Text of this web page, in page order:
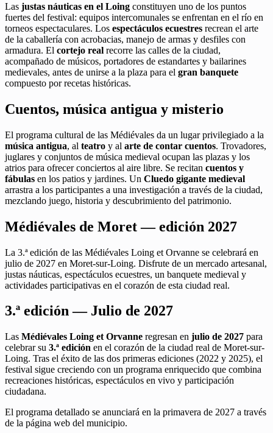
Las justas náuticas en el Loing constituyen uno de los puntos
fuertes del festival: equipos intercomunales se enfrentan en el río en
torneos espectaculares. Los espectáculos ecuestres recrean el arte
de la caballería con acrobacias, manejo de armas y desfiles con
armadura. El cortejo real recorre las calles de la ciudad,
acompañado de músicos, portadores de estandartes y bailarines
medievales, antes de unirse a la plaza para el gran banquete
compuesto por recetas históricas.
Cuentos, música antigua y misterio
El programa cultural de las Médiévales da un lugar privilegiado a la
música antigua, al teatro y al arte de contar cuentos. Trovadores,
juglares y conjuntos de música medieval ocupan las plazas y los
atrios para ofrecer conciertos al aire libre. Se recitan cuentos y
fábulas en los patios y jardines. Un Cluedo gigante medieval
arrastra a los participantes a una investigación a través de la ciudad,
mezclando juego, historia y descubrimiento del patrimonio.
Médiévales de Moret — edición 2027
La 3.ª edición de las Médiévales Loing et Orvanne se celebrará en
julio de 2027 en Moret-sur-Loing. Disfrute de un mercado artesanal,
justas náuticas, espectáculos ecuestres, un banquete medieval y
actividades participativas en el corazón de esta ciudad real.
3.ª edición — Julio de 2027
Las Médiévales Loing et Orvanne regresan en julio de 2027 para
celebrar su 3.ª edición en el corazón de la ciudad real de Moret-sur-
Loing. Tras el éxito de las dos primeras ediciones (2022 y 2025), el
festival sigue creciendo con un programa enriquecido que combina
recreaciones históricas, espectáculos en vivo y participación
ciudadana.
El programa detallado se anunciará en la primavera de 2027 a través
de la página web del municipio.